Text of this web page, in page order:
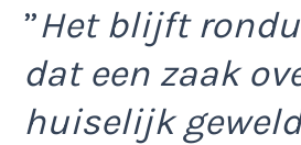
”Het blijft
dat een zaak
huiselijk